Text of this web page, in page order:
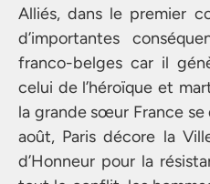
Alliés, dans le premier
d’importantes
franco-belges car il
celui de l’héroïque et
la grande sœur France
août, Paris décore la
d’Honneur pour la